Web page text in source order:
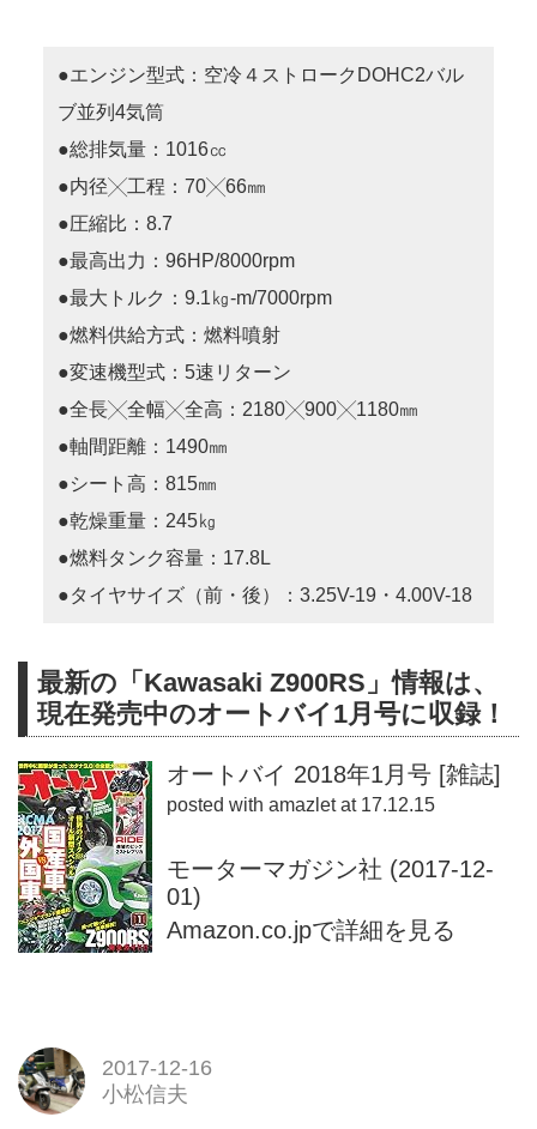
●エンジン型式：空冷４ストロークDOHC2バル
ブ並列4気筒
●総排気量：1016㏄
●内径╳工程：70╳66㎜
●圧縮比：8.7
●最高出力：96HP/8000rpm
●最大トルク：9.1㎏-m/7000rpm
●燃料供給方式：燃料噴射
●変速機型式：5速リターン
●全長╳全幅╳全高：2180╳900╳1180㎜
●軸間距離：1490㎜
●シート高：815㎜
●乾燥重量：245㎏
●燃料タンク容量：17.8L
●タイヤサイズ（前・後）：3.25V-19・4.00V-18
最新の「Kawasaki Z900RS」情報は、
現在発売中のオートバイ1月号に収録！
オートバイ 2018年1月号 [雑誌]
posted with amazletat 17.12.15
モーターマガジン社 (2017-12-
01)
Amazon.co.jpで詳細を見る
2017-12-16
小松信夫